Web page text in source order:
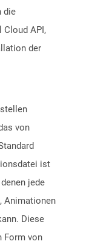
die
Cloud API,
der
von
ist
jede
Animationen
Diese
Form von